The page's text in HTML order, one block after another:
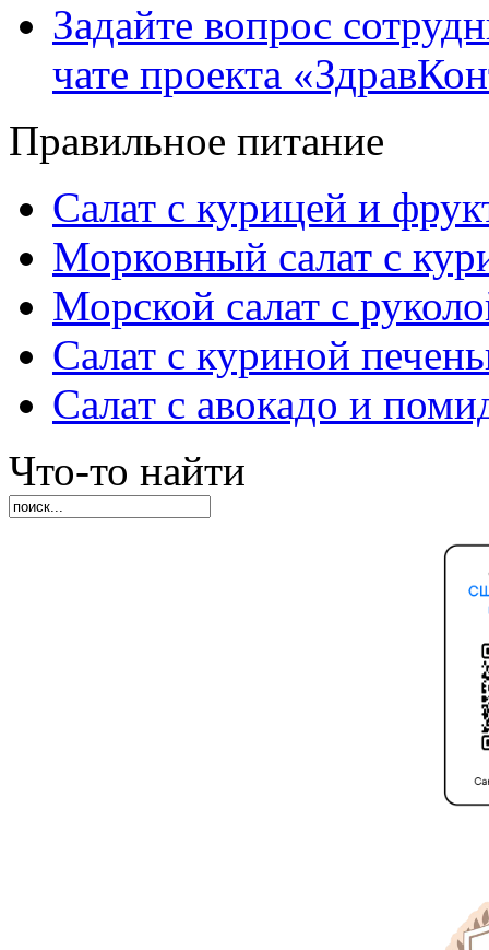
Задайте вопрос
чате проекта
Правильное питание
Салат с курицей и
Морковный салат с
Морской салат с
Салат с куриной
Салат с авокадо и
Что-то найти